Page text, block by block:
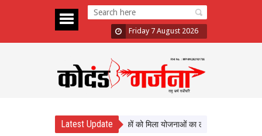
Friday 7 August 2026
Latest Update
नई दिशा, ढाई साल में लाखों श्रमिकों को मिला योजनाओं का लाभ